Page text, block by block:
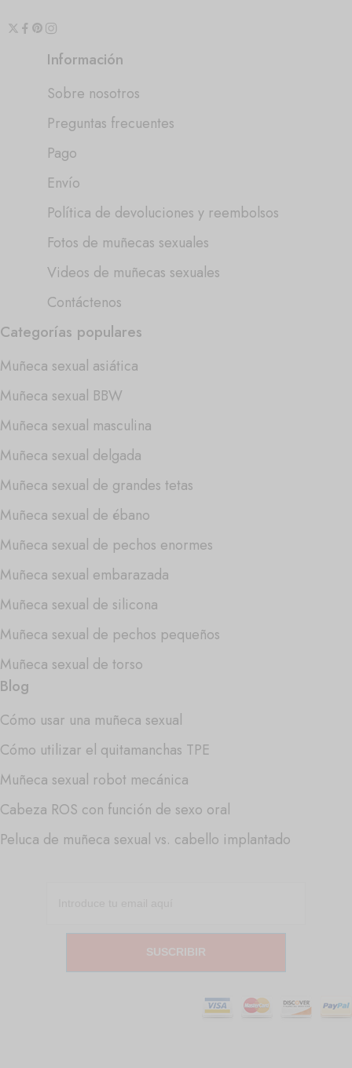
Información
Sobre nosotros
Preguntas frecuentes
Pago
Envío
Política de devoluciones y reembolsos
Fotos de muñecas sexuales
Videos de muñecas sexuales
Contáctenos
Categorías populares
Muñeca sexual asiática
Muñeca sexual BBW
Muñeca sexual masculina
Muñeca sexual delgada
Muñeca sexual de grandes tetas
Muñeca sexual de ébano
Muñeca sexual de pechos enormes
Muñeca sexual embarazada
Muñeca sexual de silicona
Muñeca sexual de pechos pequeños
Muñeca sexual de torso
Blog
Cómo usar una muñeca sexual
Cómo utilizar el quitamanchas TPE
Muñeca sexual robot mecánica
Cabeza ROS con función de sexo oral
Peluca de muñeca sexual vs. cabello implantado
SUSCRIBIR